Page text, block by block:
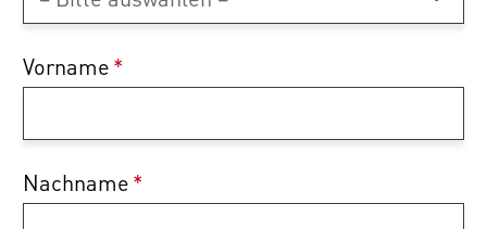
Vorname*
Nachname*